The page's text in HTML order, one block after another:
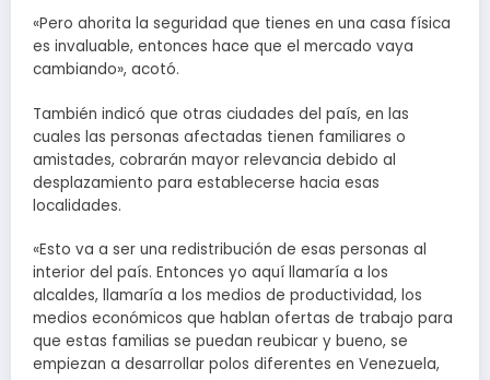
«Pero ahorita la seguridad que tienes en una casa física
es invaluable, entonces hace que el mercado vaya
cambiando», acotó.
También indicó que otras ciudades del país, en las
cuales las personas afectadas tienen familiares o
amistades, cobrarán mayor relevancia debido al
desplazamiento para establecerse hacia esas
localidades.
«Esto va a ser una redistribución de esas personas al
interior del país. Entonces yo aquí llamaría a los
alcaldes, llamaría a los medios de productividad, los
medios económicos que hablan ofertas de trabajo para
que estas familias se puedan reubicar y bueno, se
empiezan a desarrollar polos diferentes en Venezuela,